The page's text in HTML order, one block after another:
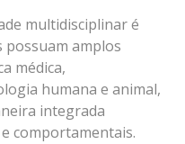
multidisciplinar é
possuam amplos
médica,
humana e animal,
integrada
comportamentais.